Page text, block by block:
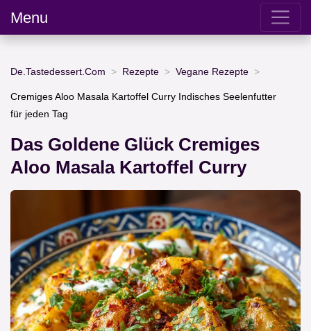
Menu
De.Tastedessert.Com Rezepte Vegane Rezepte
Cremiges Aloo Masala Kartoffel Curry Indisches Seelenfutter
für jeden Tag
Das Goldene Glück Cremiges
Aloo Masala Kartoffel Curry